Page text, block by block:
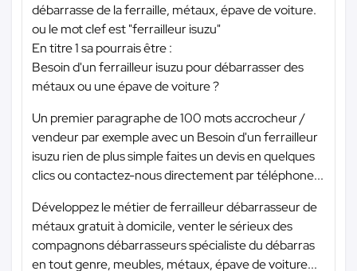
débarrasse de la ferraille, métaux, épave de voiture.
ou le mot clef est "ferrailleur isuzu"
En titre 1 sa pourrais être :
Besoin d'un ferrailleur isuzu pour débarrasser des
métaux ou une épave de voiture ?
Un premier paragraphe de 100 mots accrocheur /
vendeur par exemple avec un Besoin d'un ferrailleur
isuzu rien de plus simple faites un devis en quelques
clics ou contactez-nous directement par téléphone...
Développez le métier de ferrailleur débarrasseur de
métaux gratuit à domicile, venter le sérieux des
compagnons débarrasseurs spécialiste du débarras
en tout genre, meubles, métaux, épave de voiture...